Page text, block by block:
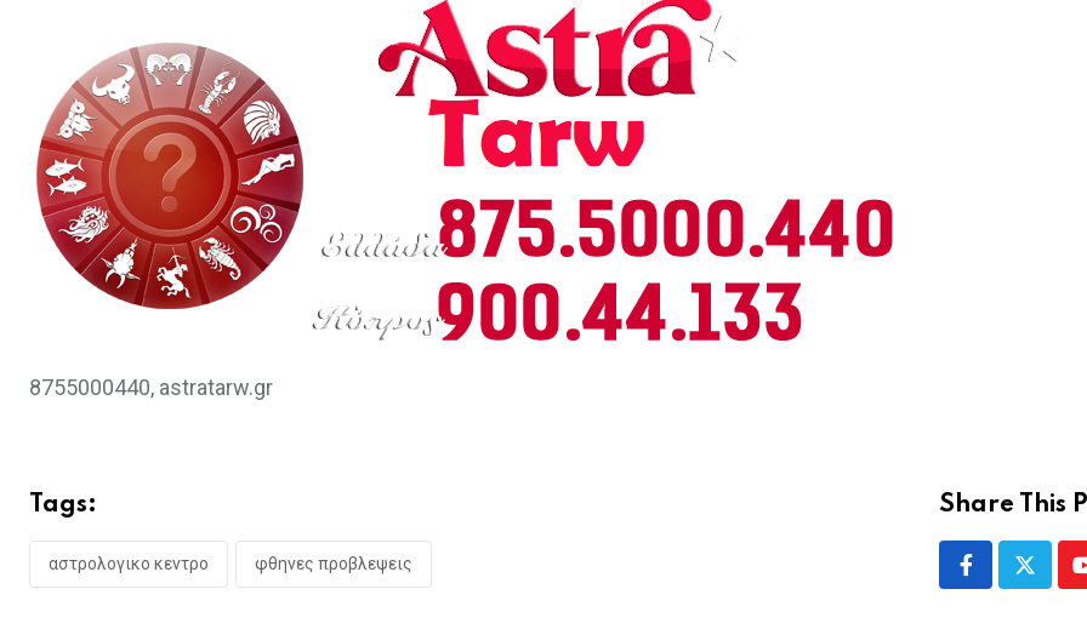
8755000440, astratarw.gr
Tags:
αστρολογικο κεντρο φθηνες προβλεψεις
Share This